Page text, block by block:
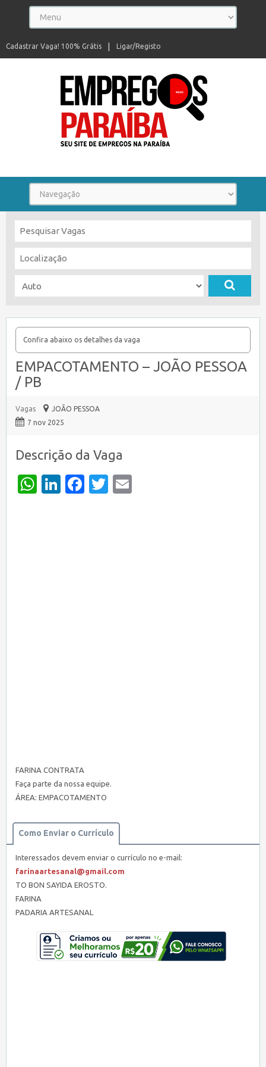
Ligar/Registo
Cadastrar Vaga! 100% Grátis
Confira abaixo os detalhes da vaga
EMPACOTAMENTO – JOÃO PESSOA
/ PB
Vagas
JOÃO PESSOA
7 nov 2025
Descrição da Vaga
WhatsApp
LinkedIn
Facebook
Twitter
FARINA CONTRATA
Faça parte da nossa equipe.
ÁREA: EMPACOTAMENTO
Como Enviar o Currículo
Interessados devem enviar o currículo no e-mail:
farinaartesanal@gmail.com
TO BON SAYIDA EROSTO.
FARINA
PADARIA ARTESANAL